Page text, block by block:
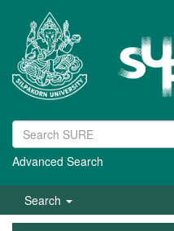
Advanced Search
Search